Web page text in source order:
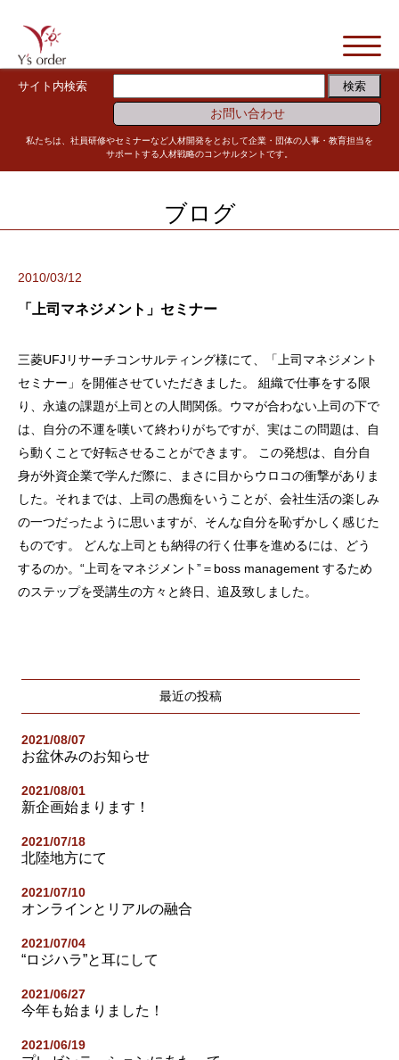
サイト内検索
お問い合わせ
私たちは、社員研修やセミナーなど人材開発をとおして企業・団体の人事・教育担当を
サポートする人材戦略のコンサルタントです。
ブログ
2010/03/12
「上司マネジメント」セミナー
三菱UFJリサーチコンサルティング様にて、「上司マネジメント
セミナー」を開催させていただきました。 組織で仕事をする限
り、永遠の課題が上司との人間関係。ウマが合わない上司の下で
は、自分の不運を嘆いて終わりがちですが、実はこの問題は、自
ら動くことで好転させることができます。 この発想は、自分自
身が外資企業で学んだ際に、まさに目からウロコの衝撃がありま
した。それまでは、上司の愚痴をいうことが、会社生活の楽しみ
の一つだったように思いますが、そんな自分を恥ずかしく感じた
ものです。 どんな上司とも納得の行く仕事を進めるには、どう
するのか。“上司をマネジメント”＝boss management するため
のステップを受講生の方々と終日、追及致しました。
最近の投稿
2021/08/07
お盆休みのお知らせ
2021/08/01
新企画始まります！
2021/07/18
北陸地方にて
2021/07/10
オンラインとリアルの融合
2021/07/04
“ロジハラ”と耳にして
2021/06/27
今年も始まりました！
2021/06/19